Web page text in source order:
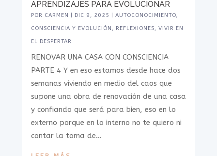
APRENDIZAJES PARA EVOLUCIONAR
POR CARMEN DIC 9, 2025 AUTOCONOCIMIENTO,
CONSCIENCIA Y EVOLUCIÓN REFLEXIONES VIVIR EN
EL DESPERTAR
RENOVAR UNA CASA CON CONSCIENCIA
PARTE 4 Y en eso estamos desde hace dos
semanas viviendo en medio del caos que
supone una obra de renovación de una casa
y confiando que será para bien, eso en lo
externo porque en lo interno no te quiero ni
contar la toma de...